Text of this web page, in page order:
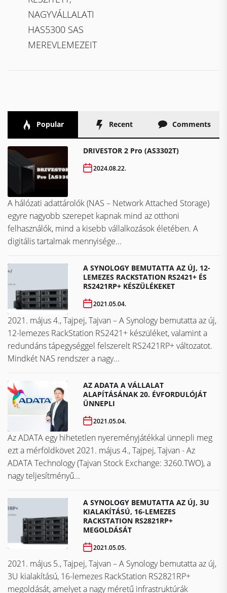
NAGYVÁLLALATI
HAS5300 SAS
MEREVLEMEZEIT
Popular Recent Comments
DRIVESTOR 2 Pro (AS3302T)
2024.08.22.
A hálózati adattárolók (NAS – Network Attached Storage)
egyre nagyobb szerepet kapnak mind az otthoni
felhasználók, mind a kisebb vállalkozások életében. A
digitális tartalmak mennyisége...
A SYNOLOGY BEMUTATTA AZ ÚJ, 12-
LEMEZES RACKSTATION RS2421+ ÉS
RS2421RP+ KÉSZÜLÉKEKET
2021.05.04.
2021. május 4., Tajpej, Tajvan – A Synology bemutatta az új,
12-lemezes RackStation RS2421+ készüléket, valamint a
redundáns tápegységgel felszerelt RS2421RP+ változatot.
Mindkét NAS rendszer a nagy...
AZ ADATA A VÁLLALAT
ALAPÍTÁSÁNAK 20. ÉVFORDULÓJÁT
ÜNNEPLI
2021.05.04.
Az ADATA egy hihetetlen nyereményjátékkal ünnepli meg
ezt a mérföldkövet ​​​​​​​2021. május 4., Tajpej, Tajvan - Az
ADATA Technology (Tajvan Stock Exchange: 3260.TWO), a
nagy teljesítményű...
A SYNOLOGY BEMUTATTA AZ ÚJ, 3U
KIALAKÍTÁSÚ, 16-LEMEZES
RACKSTATION RS2821RP+
MEGOLDÁSÁT
2021.05.05.
2021. május 5., Tajpej, Tajvan – A Synology bemutatta az új,
3U kialakítású, 16-lemezes RackStation RS2821RP+
megoldását, amelyet a nagy méretű infrastruktúrák